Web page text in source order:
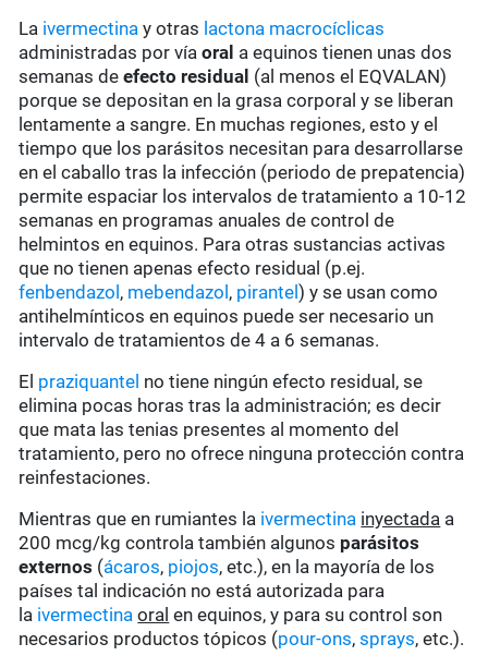
La ivermectina y otras lactona macrocíclicas
administradas por víaoral a equinos tienen unas dos
semanas deefecto residual (al menos el EQVALAN)
porque se depositan en la grasa corporal y se liberan
lentamente a sangre. En muchas regiones, esto y el
tiempo que los parásitos necesitan para desarrollarse
en el caballo tras la infección (periodo de prepatencia)
permite espaciar los intervalos de tratamiento a 10-12
semanas en programas anuales de control de
helmintos en equinos. Para otras sustancias activas
que no tienen apenas efecto residual (p.ej.
fenbendazol , mebendazol , pirantel) y se usan como
antihelmínticos en equinos puede ser necesario un
intervalo de tratamientos de 4 a 6 semanas.
El praziquantel no tiene ningún efecto residual, se
elimina pocas horas tras la administración; es decir
que mata las tenias presentes al momento del
tratamiento, pero no ofrece ninguna protección contra
reinfestaciones.
Mientras que en rumiantes la ivermectina inyectada a
200 mcg/kg controla también algunos parásitos
externos (ácaros, piojos, etc.), en la mayoría de los
países tal indicación no está autorizada para
la ivermectina oral en equinos, y para su control son
necesarios productos tópicos (pour-ons,sprays, etc.).